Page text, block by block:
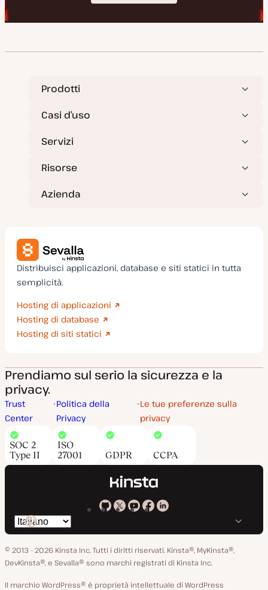
Prodotti
Casi d’uso
Servizi
Risorse
Azienda
Distribuisci applicazioni, database e siti statici in tutta
semplicità.
Hosting di applicazioni
Hosting di database
Hosting di siti statici
Prendiamo sul serio la sicurezza e la
privacy.
Trust
Center
Politica della
Privacy
Le tue preferenze sulla
privacy
SOC 2
Type II
ISO
27001
GDPR CCPA
Kinsta
GitHub
Kinsta
X
Kinsta
YouTube
Kinsta
Facebook
Kinsta
LinkedIn
Cambia
lingua
© 2013 - 2026 Kinsta Inc. Tutti i diritti riservati. Kinsta®, MyKinsta®,
DevKinsta®, e Sevalla® sono marchi registrati di Kinsta Inc.
Il marchio WordPress® è proprietà intellettuale di WordPress